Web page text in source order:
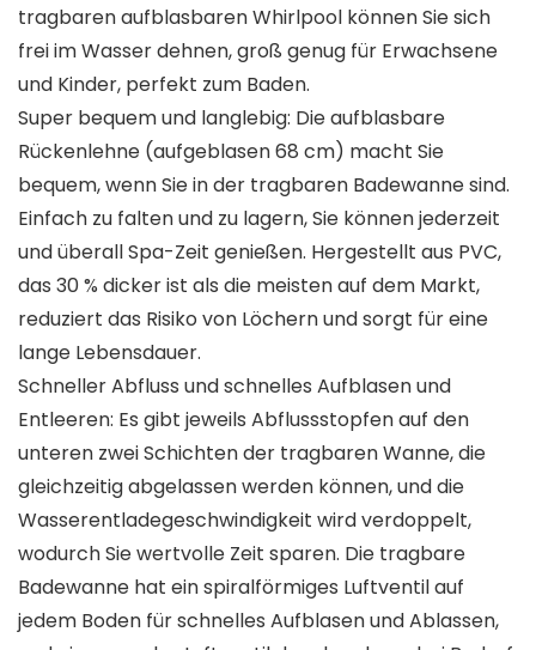
tragbaren aufblasbaren Whirlpool können Sie sich
frei im Wasser dehnen, groß genug für Erwachsene
und Kinder, perfekt zum Baden.
Super bequem und langlebig: Die aufblasbare
Rückenlehne (aufgeblasen 68 cm) macht Sie
bequem, wenn Sie in der tragbaren Badewanne sind.
Einfach zu falten und zu lagern, Sie können jederzeit
und überall Spa-Zeit genießen. Hergestellt aus PVC,
das 30 % dicker ist als die meisten auf dem Markt,
reduziert das Risiko von Löchern und sorgt für eine
lange Lebensdauer.
Schneller Abfluss und schnelles Aufblasen und
Entleeren: Es gibt jeweils Abflussstopfen auf den
unteren zwei Schichten der tragbaren Wanne, die
gleichzeitig abgelassen werden können, und die
Wasserentladegeschwindigkeit wird verdoppelt,
wodurch Sie wertvolle Zeit sparen. Die tragbare
Badewanne hat ein spiralförmiges Luftventil auf
jedem Boden für schnelles Aufblasen und Ablassen,